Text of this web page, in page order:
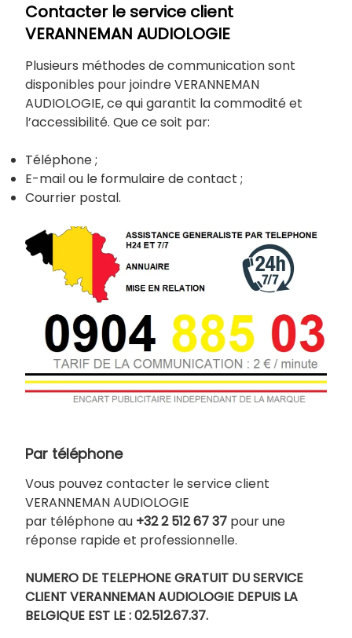
Contacter le service client
VERANNEMAN AUDIOLOGIE
Plusieurs méthodes de communication sont
disponibles pour joindre VERANNEMAN
AUDIOLOGIE, ce qui garantit la commodité et
l’accessibilité. Que ce soit par:
Téléphone ;
E-mail ou le formulaire de contact ;
Courrier postal.
Par téléphone
Vous pouvez contacter le service client
VERANNEMAN AUDIOLOGIE
par téléphone au +32 2 512 67 37 pour une
réponse rapide et professionnelle.
NUMERO DE TELEPHONE GRATUIT DU SERVICE
CLIENT VERANNEMAN AUDIOLOGIE DEPUIS LA
BELGIQUE EST LE : 02.512.67.37.